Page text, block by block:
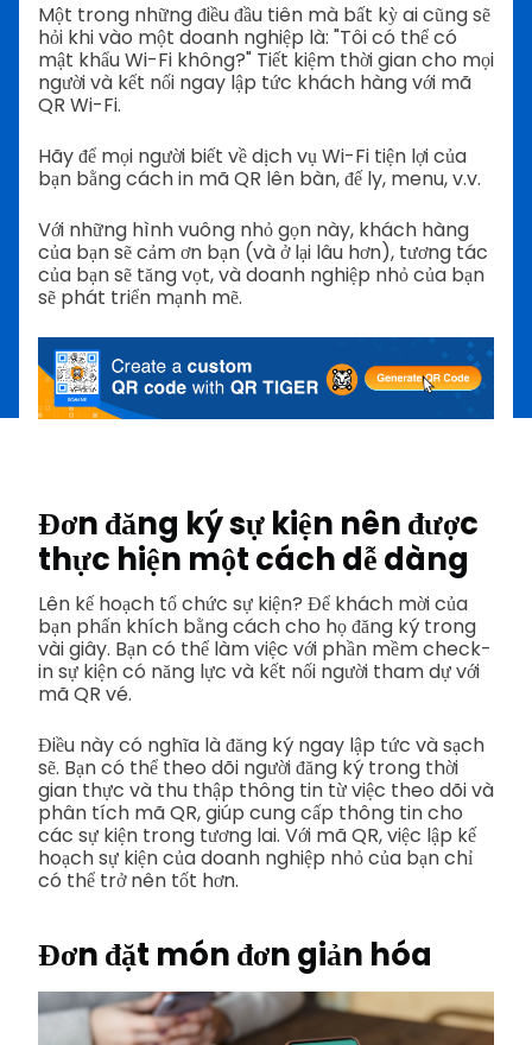
Một trong những điều đầu tiên mà bất kỳ ai cũng sẽ
hỏi khi vào một doanh nghiệp là: "Tôi có thể có
mật khẩu Wi-Fi không?" Tiết kiệm thời gian cho mọi
người và kết nối ngay lập tức khách hàng với mã
QR Wi-Fi.
Hãy để mọi người biết về dịch vụ Wi-Fi tiện lợi của
bạn bằng cách in mã QR lên bàn, đế ly, menu, v.v.
Với những hình vuông nhỏ gọn này, khách hàng
của bạn sẽ cảm ơn bạn (và ở lại lâu hơn), tương tác
của bạn sẽ tăng vọt, và doanh nghiệp nhỏ của bạn
sẽ phát triển mạnh mẽ.
Đơn đăng ký sự kiện nên được
thực hiện một cách dễ dàng
Lên kế hoạch tổ chức sự kiện? Để khách mời của
bạn phấn khích bằng cách cho họ đăng ký trong
vài giây. Bạn có thể làm việc với phần mềm check-
in sự kiện có năng lực và kết nối người tham dự với
mã QR vé.
Điều này có nghĩa là đăng ký ngay lập tức và sạch
sẽ. Bạn có thể theo dõi người đăng ký trong thời
gian thực và thu thập thông tin từ việc theo dõi và
phân tích mã QR, giúp cung cấp thông tin cho
các sự kiện trong tương lai. Với mã QR, việc lập kế
hoạch sự kiện của doanh nghiệp nhỏ của bạn chỉ
có thể trở nên tốt hơn.
Đơn đặt món đơn giản hóa